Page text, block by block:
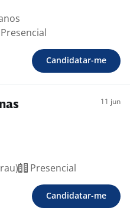
Presencial
Candidatar-me
11 jun
Presencial
Candidatar-me